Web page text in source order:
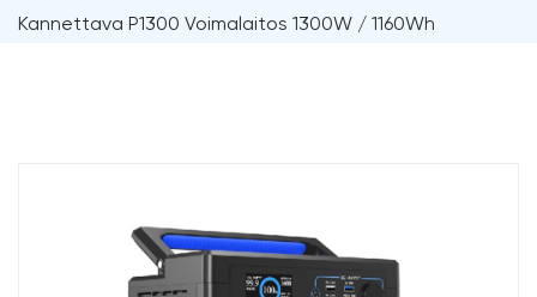
Kannettava P1300 Voimalaitos 1300W / 1160Wh